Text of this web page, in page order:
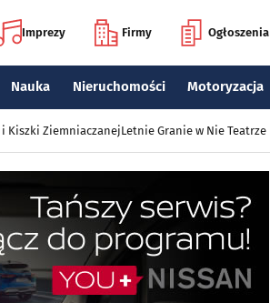
Imprezy Firmy Ogłoszenia
Nauka Nieruchomości Motoryzacja
Kiszki ZiemniaczanejLetnie Granie w Nie Teatrze